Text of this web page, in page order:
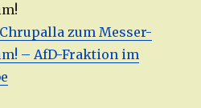
zum Messer-
– AfD-Fraktion im